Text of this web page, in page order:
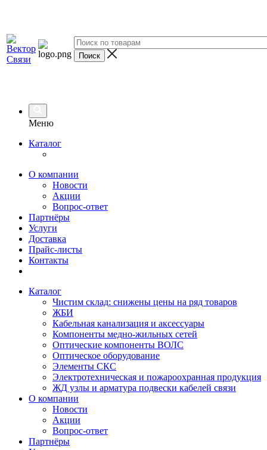
Меню
Каталог
О компании
Новости
Акции
Вопрос-ответ
Партнёры
Услуги
Доставка
Прайс-листы
Контакты
Каталог
Чистим склад: снижены цены на ряд товаров
ЖБИ
Кабельная канализация и аксессуары
Компоненты медно-жильных сетей
Оптические компоненты ВОЛС
Оптическое оборудование
Элементы СКС
Электротехническая и пожароохранная продукция
ЖД узлы и арматура подвески кабелей связи
О компании
Новости
Акции
Вопрос-ответ
Партнёры